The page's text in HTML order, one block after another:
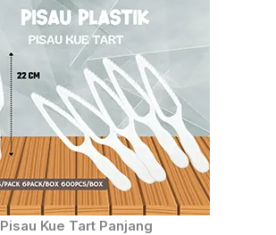
Pisau Kue Tart Panjang